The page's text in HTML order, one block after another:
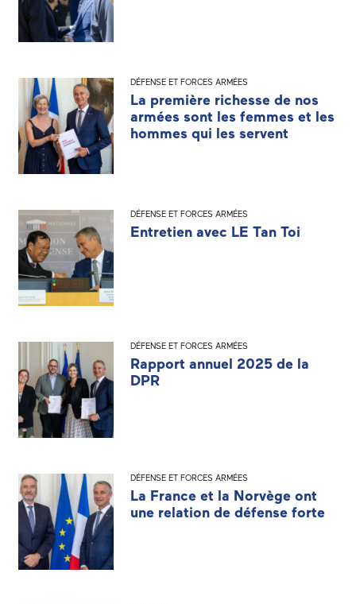
DÉFENSE ET FORCES ARMÉES
La première richesse de nos
armées sont les femmes et les
hommes qui les servent
DÉFENSE ET FORCES ARMÉES
Entretien avec LE Tan Toi
DÉFENSE ET FORCES ARMÉES
Rapport annuel 2025 de la
DPR
DÉFENSE ET FORCES ARMÉES
La France et la Norvège ont
une relation de défense forte